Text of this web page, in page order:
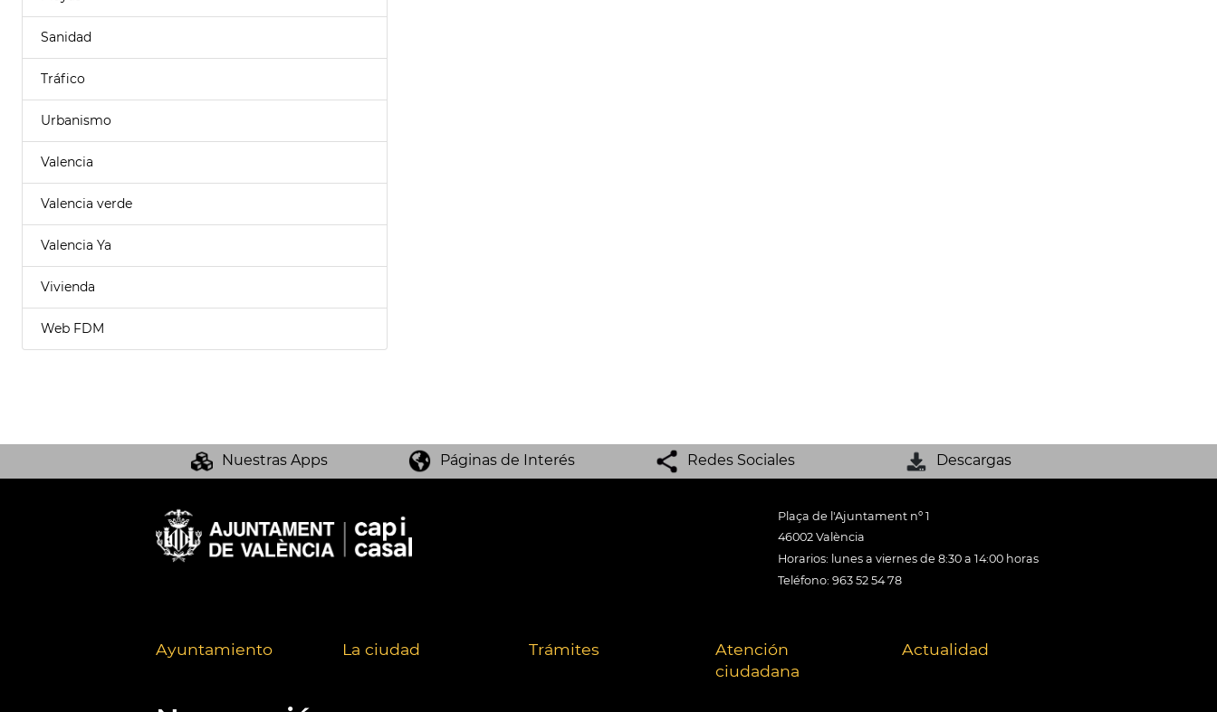
Sanidad
Tráfico
Urbanismo
Valencia
Valencia verde
Valencia Ya
Vivienda
Web FDM
Nuestras Apps Páginas de Interés Redes Sociales Descargas
Plaça de l'Ajuntament nº 1
46002 València
Horarios: lunes a viernes de 8:30 a 14:00 horas
Teléfono: 963 52 54 78
Ayuntamiento La ciudad Trámites
Atención
ciudadana
Actualidad